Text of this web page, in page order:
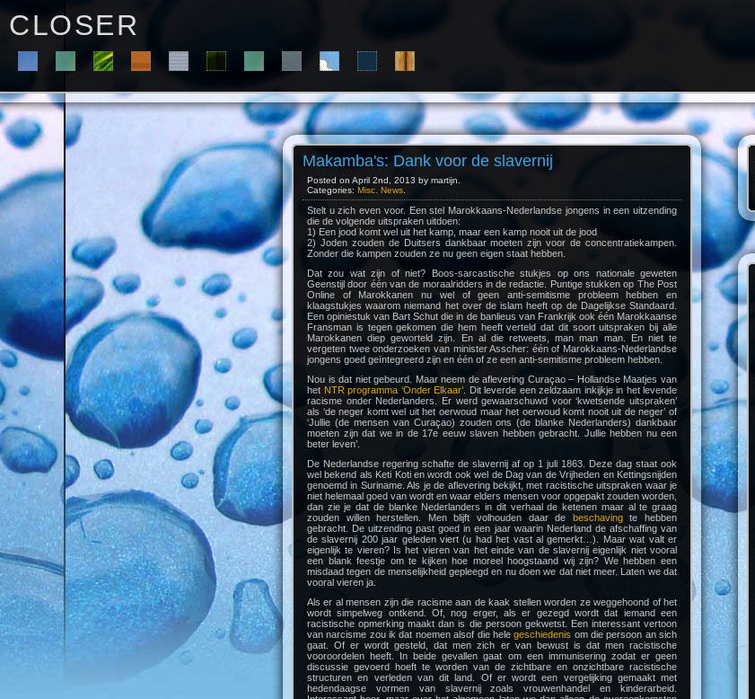
C L O S E R
Makamba's: Dank voor de slavernij
Posted on April 2nd, 2013 by martijn.
Categories: Misc. News
Stelt u zich even voor. Een stel Marokkaans-Nederlandse jongens in een uitzending
die de volgende uitspraken uitdoen:
1) Een jood komt wel uit het kamp, maar een kamp nooit uit de jood
2) Joden zouden de Duitsers dankbaar moeten zijn voor de concentratiekampen.
Zonder die kampen zouden ze nu geen eigen staat hebben.
Dat zou wat zijn of niet? Boos-sarcastische stukjes op ons nationale geweten
Geenstijl door één van de moraalridders in de redactie. Puntige stukken op The Post
Online of Marokkanen nu wel of geen anti-semitisme probleem hebben en
klaagstukjes waarom niemand het over de islam heeft op de Dagelijkse Standaard.
Een opiniestuk van Bart Schut die in de banlieus van Frankrijk ook één Marokkaanse
Fransman is tegen gekomen die hem heeft verteld dat dit soort uitspraken bij alle
Marokkanen diep geworteld zijn. En al die retweets, man man man. En niet te
vergeten twee onderzoeken van minister Asscher: één of Marokkaans-Nederlandse
jongens goed geïntegreerd zijn en één of ze een anti-semitisme probleem hebben.
Nou is dat niet gebeurd. Maar neem de aflevering Curaçao – Hollandse Maatjes van
het NTR programma ‘Onder Elkaar’ . Dit leverde een zeldzaam inkijkje in het levende
racisme onder Nederlanders. Er werd gewaarschuwd voor ‘kwetsende uitspraken’
als ‘de neger komt wel uit het oerwoud maar het oerwoud komt nooit uit de neger’ of
‘Jullie (de mensen van Curaçao) zouden ons (de blanke Nederlanders) dankbaar
moeten zijn dat we in de 17e eeuw slaven hebben gebracht. Jullie hebben nu een
beter leven’.
De Nederlandse regering schafte de slavernij af op 1 juli 1863. Deze dag staat ook
wel bekend als Keti Koti en wordt ook wel de Dag van de Vrijheden en Kettingsnijden
genoemd in Suriname. Als je de aflevering bekijkt, met racistische uitspraken waar je
niet helemaal goed van wordt en waar elders mensen voor opgepakt zouden worden,
dan zie je dat de blanke Nederlanders in dit verhaal de ketenen maar al te graag
zouden willen herstellen. Men blijft volhouden daar de beschavingte hebben
gebracht. De uitzending past goed in een jaar waarin Nederland de afschaffing van
de slavernij 200 jaar geleden viert (u had het vast al gemerkt…). Maar wat valt er
eigenlijk te vieren? Is het vieren van het einde van de slavernij eigenlijk niet vooral
een blank feestje om te kijken hoe moreel hoogstaand wij zijn? We hebben een
misdaad tegen de menselijkheid gepleegd en nu doen we dat niet meer. Laten we dat
vooral vieren ja.
Als er al mensen zijn die racisme aan de kaak stellen worden ze weggehoond of het
wordt simpelweg ontkend. Of, nog erger, als er gezegd wordt dat iemand een
racistische opmerking maakt dan is die persoon gekwetst. Een interessant vertoon
van narcisme zou ik dat noemen alsof die helegeschiedenis om die persoon an sich
gaat. Of er wordt gesteld, dat men zich er van bewust is dat men racistische
vooroordelen heeft. In beide gevallen gaat om een immunisering zodat er geen
discussie gevoerd hoeft te worden van de zichtbare en onzichtbare racistische
structuren en verleden van dit land. Of er wordt een vergelijking gemaakt met
hedendaagse vormen van slavernij zoals vrouwenhandel en kinderarbeid.